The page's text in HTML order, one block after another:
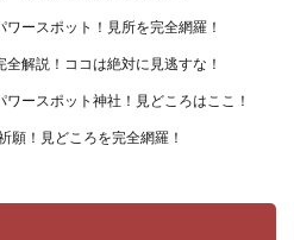
ワースポット！見所を完全網羅！
全解説！ココは絶対に見逃すな！
ワースポット神社！見どころはここ！
願！見どころを完全網羅！